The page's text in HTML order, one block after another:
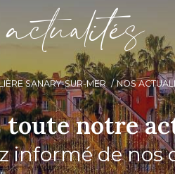
actuaiés
SANARY-SUR-MER NOS
toute notre
informé de